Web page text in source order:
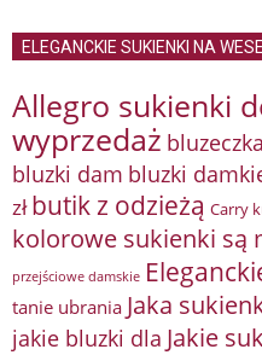
ELEGANCKIE SUKIENKI NA
Allegro sukienki
wyprzedaż
bluzki dam bluzki
zł butik z odzieżą Carry
kolorowe sukienki są
przejściowe damskie
tanie ubrania Jaka
jakie bluzki dla Jakie